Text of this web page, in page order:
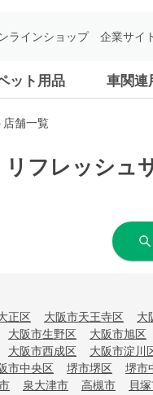
ット用品 車関連
ラインショップ 企業サイ
舗一覧
フレッシュ
正区 大阪市天王寺区
大
大阪市生野区 大阪市旭区
大阪市西成区 大阪市淀川
市中央区 堺市堺区 堺市
泉大津市 高槻市 貝